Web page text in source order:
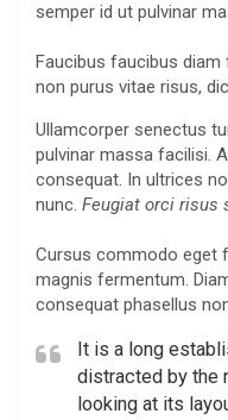
semper id ut pulvinar
Faucibus faucibus diam
non purus vitae risus,
Ullamcorper senectus
pulvinar massa facilisi.
consequat. In ultrices
nunc. Feugiat orci risus
Cursus commodo eget
magnis fermentum.
consequat phasellus
It is a long
distracted by the
looking at its